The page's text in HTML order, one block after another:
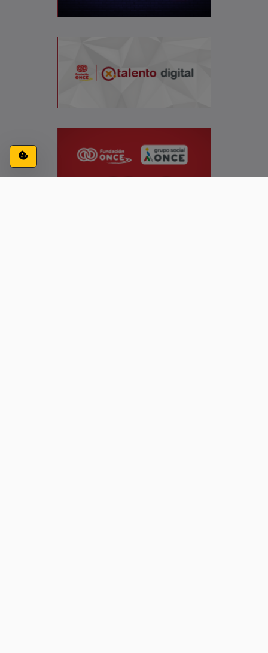
Configuración de cookies